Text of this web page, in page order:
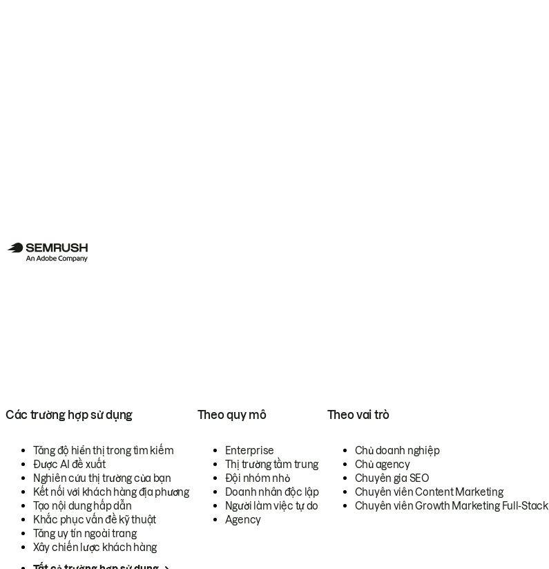
Các trường hợp sử dụng
Tăng độ hiển thị trong tìm kiếm
Được AI đề xuất
Nghiên cứu thị trường của bạn
Kết nối với khách hàng địa phương
Tạo nội dung hấp dẫn
Khắc phục vấn đề kỹ thuật
Tăng uy tín ngoài trang
Xây chiến lược khách hàng
Theo quy mô
Enterprise
Thị trường tầm trung
Đội nhóm nhỏ
Doanh nhân độc lập
Người làm việc tự do
Agency
Theo vai trò
Chủ doanh nghiệp
Chủ agency
Chuyên gia SEO
Chuyên viên Content Marketing
Chuyên viên Growth Marketing Full-Stack